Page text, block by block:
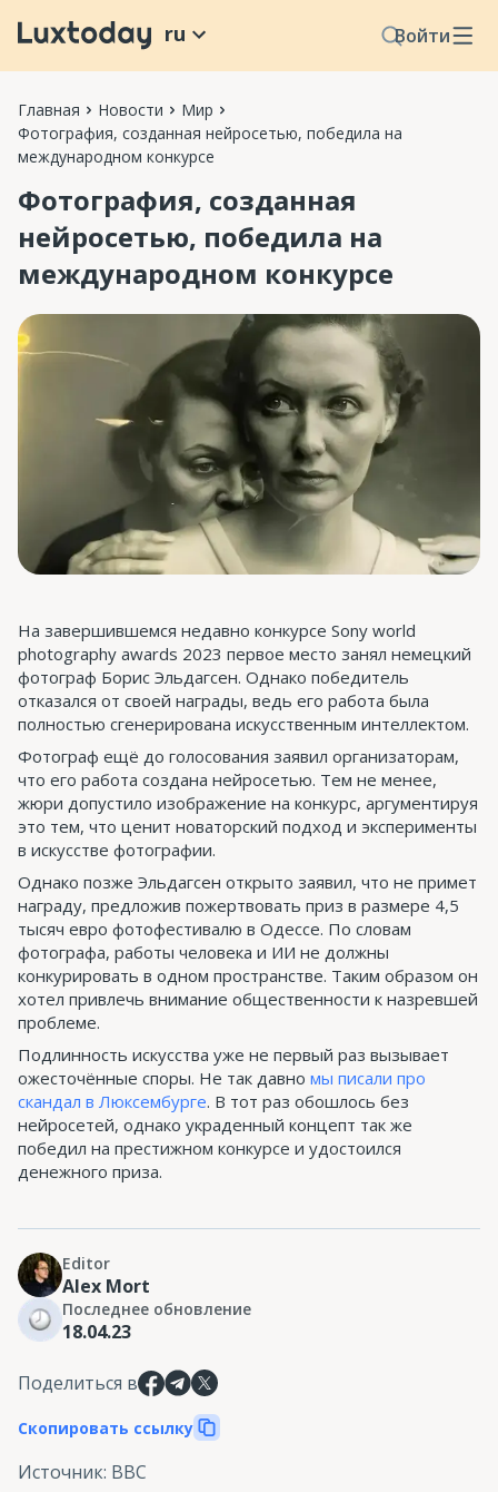
Войти
ru
Главная Новости
Мир
Фотография, созданная нейросетью, победила на
международном конкурсе
Фотография, созданная
нейросетью, победила на
международном конкурсе
На завершившемся недавно конкурсе Sony world
photography awards 2023 первое место занял немецкий
фотограф Борис Эльдагсен. Однако победитель
отказался от своей награды, ведь его работа была
полностью сгенерирована искусственным интеллектом.
Фотограф ещё до голосования заявил организаторам,
что его работа создана нейросетью. Тем не менее,
жюри допустило изображение на конкурс, аргументируя
это тем, что ценит новаторский подход и эксперименты
в искусстве фотографии.
Однако позже Эльдагсен открыто заявил, что не примет
награду, предложив пожертвовать приз в размере 4,5
тысяч евро фотофестивалю в Одессе. По словам
фотографа, работы человека и ИИ не должны
конкурировать в одном пространстве. Таким образом он
хотел привлечь внимание общественности к назревшей
проблеме.
Подлинность искусства уже не первый раз вызывает
ожесточённые споры. Не так давно мы писали про
скандал в Люксембурге. В тот раз обошлось без
нейросетей, однако украденный концепт так же
победил на престижном конкурсе и удостоился
денежного приза.
Editor
Alex Mort
Последнее обновление
18.04.23
Поделиться в
Скопировать ссылку
Источник: BBC